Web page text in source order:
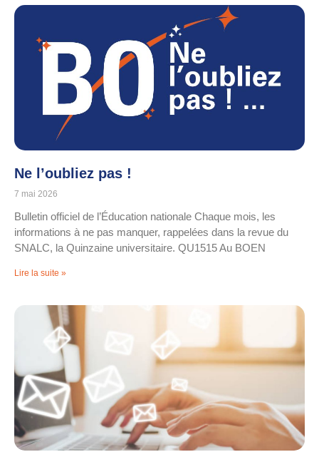
Ne l’oubliez pas !
7 mai 2026
Bulletin officiel de l’Éducation nationale Chaque mois, les
informations à ne pas manquer, rappelées dans la revue du
SNALC, la Quinzaine universitaire. QU1515 Au BOEN
Lire la suite »